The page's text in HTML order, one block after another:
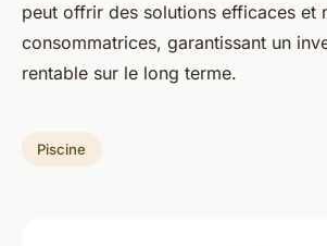
peut offrir des solutions efficaces et
consommatrices, garantissant un
rentable sur le long terme.
Piscine